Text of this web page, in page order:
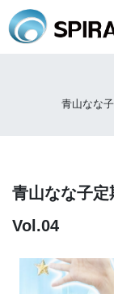
青山なな
青山なな子
Vol.04